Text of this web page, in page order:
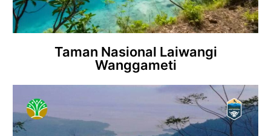
Taman Nasional Laiwangi
Wanggameti